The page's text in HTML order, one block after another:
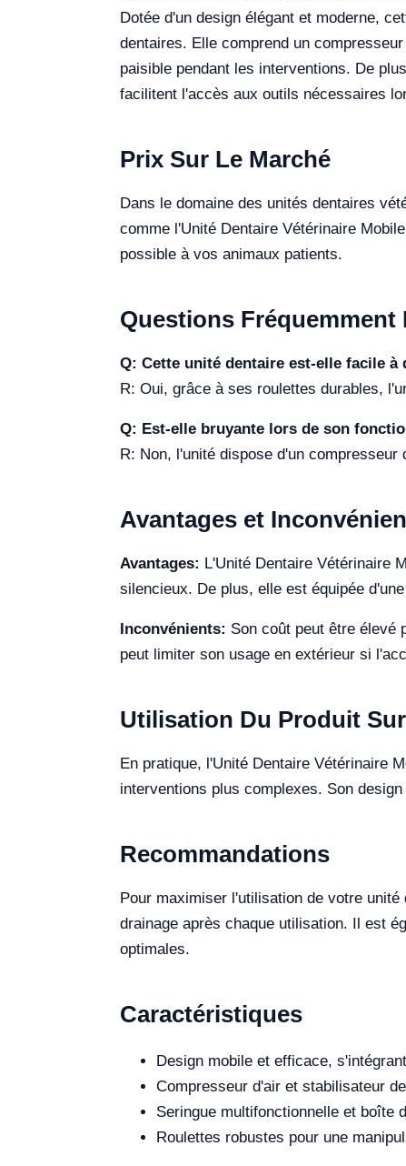
Dotée d'un design élégant et moderne,
dentaires. Elle comprend un
paisible pendant les interventions. De
facilitent l'accès aux outils nécessaires
Prix Sur Le Marché
Dans le domaine des unités dentaires
comme l'Unité Dentaire Vétérinaire
possible à vos animaux patients.
Questions Fréquemment
Q: Cette unité dentaire est-elle facile à
R: Oui, grâce à ses roulettes durables,
Q: Est-elle bruyante lors de son
R: Non, l'unité dispose d'un
Avantages et
Avantages: L'Unité Dentaire Vétérinaire
silencieux. De plus, elle est équipée
Inconvénients: Son coût peut être élevé
peut limiter son usage en extérieur si
Utilisation Du Produit
En pratique, l'Unité Dentaire Vétérinaire
interventions plus complexes. Son
Recommandations
Pour maximiser l'utilisation de votre
drainage après chaque utilisation. Il est
optimales.
Caractéristiques
Design mobile et efficace,
Compresseur d'air et stabilisateur
Seringue multifonctionnelle et boîte
Roulettes robustes pour une